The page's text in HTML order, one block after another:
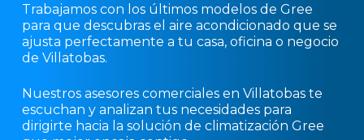
Trabajamos con los últimos modelos de Gree
para que descubras el aire acondicionado que se
ajusta perfectamente a tu casa, oficina o negocio
de Villatobas.
Nuestros asesores comerciales en Villatobas te
escuchan y analizan tus necesidades para
dirigirte hacia la solución de climatización Gree